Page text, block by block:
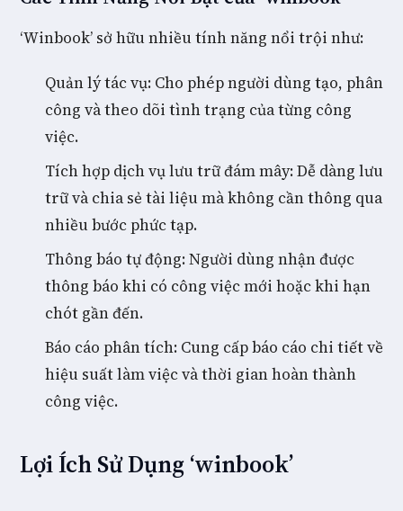
‘Winbook’ sở hữu nhiều tính năng nổi trội như:
Quản lý tác vụ: Cho phép người dùng tạo, phân
công và theo dõi tình trạng của từng công
việc.
Tích hợp dịch vụ lưu trữ đám mây: Dễ dàng lưu
trữ và chia sẻ tài liệu mà không cần thông qua
nhiều bước phức tạp.
Thông báo tự động: Người dùng nhận được
thông báo khi có công việc mới hoặc khi hạn
chót gần đến.
Báo cáo phân tích: Cung cấp báo cáo chi tiết về
hiệu suất làm việc và thời gian hoàn thành
công việc.
Lợi Ích Sử Dụng ‘winbook’